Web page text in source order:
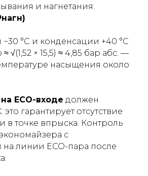
и нагнетания:
°C и конденсации +40 °C
√(1,52 × 15,5) ≈ 4,85 бар абс. —
насыщения около
ECO-входе должен
это гарантирует отсутствие
в точке впрыска. Контроль
с
линии ECO-пара после